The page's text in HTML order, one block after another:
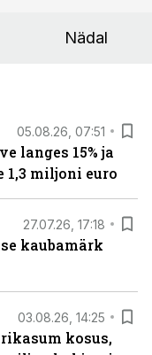
Nädal
05.08.26, 07:51
langes 15% ja
1,3 miljoni euro
27.07.26, 17:18
kaubamärk
03.08.26, 14:25
kosus,